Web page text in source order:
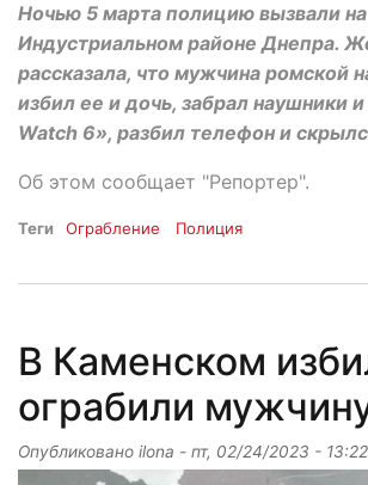
Ночью 5 марта полицию вызвали
Индустриальном районе Днепра.
рассказала, что мужчина ромской
избил ее и дочь, забрал наушники
Watch 6», разбил телефон и
Об этом сообщает "Репортер".
Теги Ограбление Полиция
В Каменском
ограбили
Опубликовано ilona - пт, 02/24/2023 - 13:22